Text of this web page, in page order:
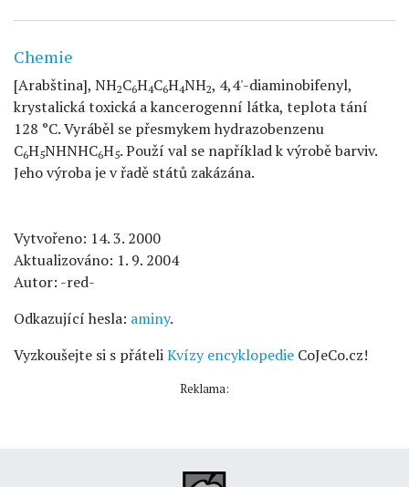
Chemie
[Arabština], NH2C6H4C6H4NH2, 4,4'-diaminobifenyl,
krystalická toxická a kancerogenní látka, teplota tání
128 °C. Vyráběl se přesmykem hydrazobenzenu
C6H5NHNHC6H5. Použí val se například k výrobě barviv.
Jeho výroba je v řadě států zakázána.
Vytvořeno: 14. 3. 2000
Aktualizováno: 1. 9. 2004
Autor: -red-
Odkazující hesla: aminy.
Vyzkoušejte si s přáteliKvízy encyklopedie CoJeCo.cz!
Reklama: